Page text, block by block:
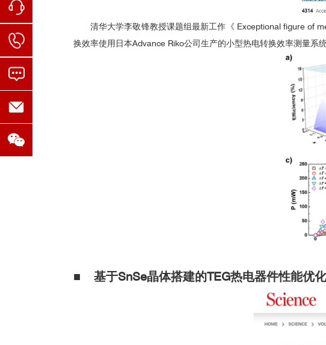
清华大学李敬锋教授课题组最新工作《 Exceptional figure of
换效率使用日本Advance Riko公司生产的小型热电转换效率测量系
■ 基于SnSe晶体搭建的TEG热电器件性能优化